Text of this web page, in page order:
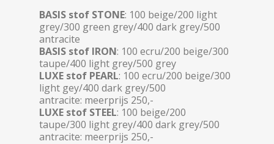
BASIS stof STONE: 100 beige/200 light
grey/300 green grey/400 dark grey/500
antracite
BASIS stof IRON: 100 ecru/200 beige/300
taupe/400 light grey/500 grey
LUXE stof PEARL: 100 ecru/200 beige/300
light gey/400 dark grey/500
antracite: meerprijs 250,-
LUXE stof STEEL: 100 beige/200
taupe/300 light grey/400 dark grey/500
antracite: meerprijs 250,-